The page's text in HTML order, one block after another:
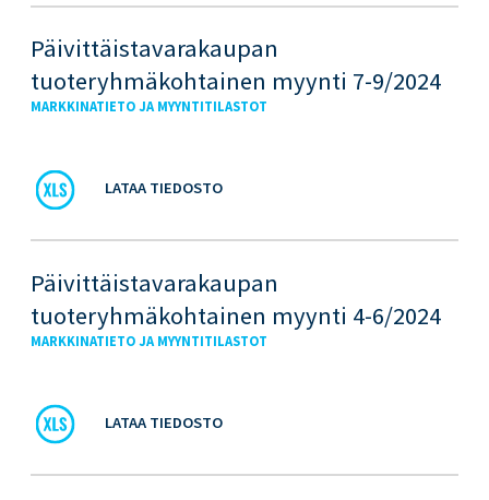
Päivittäistavarakaupan
tuoteryhmäkohtainen myynti 7-9/2024
MARKKINATIETO JA MYYNTITILASTOT
LATAA TIEDOSTO
Päivittäistavarakaupan
tuoteryhmäkohtainen myynti 4-6/2024
MARKKINATIETO JA MYYNTITILASTOT
LATAA TIEDOSTO